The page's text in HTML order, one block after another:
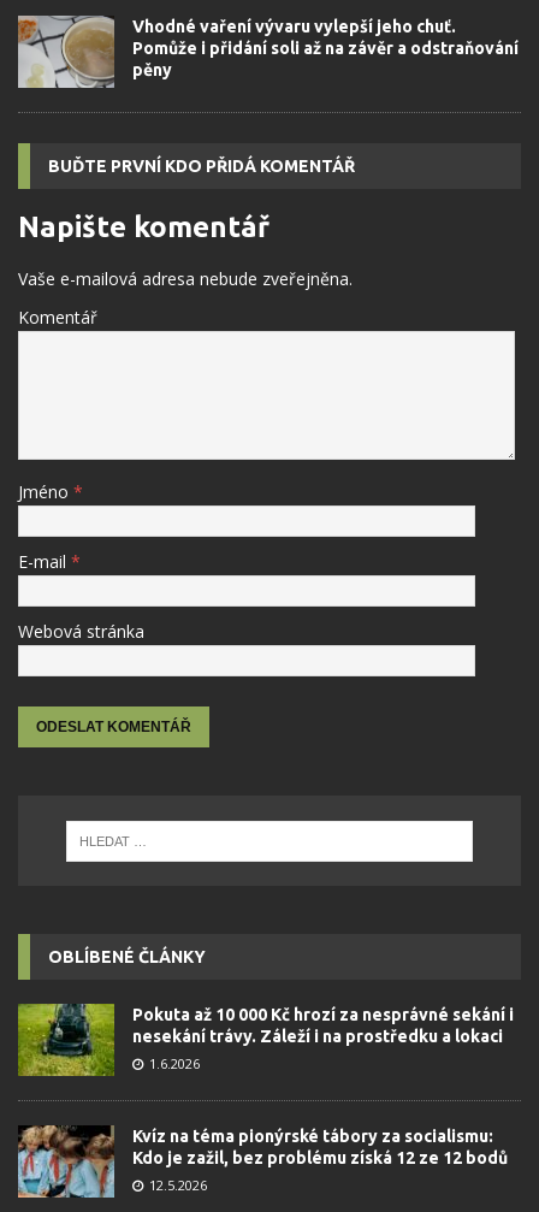
Vhodné vaření vývaru vylepší jeho chuť.
Pomůže i přidání soli až na závěr a odstraňování
pěny
BUĎTE PRVNÍ KDO PŘIDÁ KOMENTÁŘ
Napište komentář
Vaše e-mailová adresa nebude zveřejněna.
Komentář
Jméno *
E-mail *
Webová stránka
OBLÍBENÉ ČLÁNKY
Pokuta až 10 000 Kč hrozí za nesprávné sekání i
nesekání trávy. Záleží i na prostředku a lokaci
1.6.2026
Kvíz na téma pionýrské tábory za socialismu:
Kdo je zažil, bez problému získá 12 ze 12 bodů
12.5.2026